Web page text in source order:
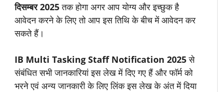
दिसम्बर 2025तक होगा अगर आप योग्य और इच्छुक है
आवेदन करने के लिए तो आप इस तिथि के बीच में आवेदन कर
सकते हैं।
IB Multi Tasking Staff Notification 2025 से
संबंधित सभी जानकारियां इस लेख में दिए गए हैं और फॉर्म को
भरने एवं अन्य जानकारी के लिए लिंक इस लेख के अंत में दिया